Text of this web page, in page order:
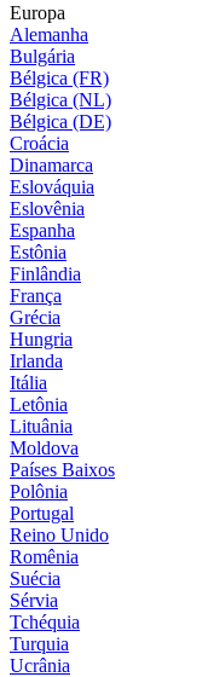
Europa
Alemanha
Bulgária
Bélgica (FR)
Bélgica (NL)
Bélgica (DE)
Croácia
Dinamarca
Eslováquia
Eslovênia
Espanha
Estônia
Finlândia
França
Grécia
Hungria
Irlanda
Itália
Letônia
Lituânia
Moldova
Países Baixos
Polônia
Portugal
Reino Unido
Romênia
Suécia
Sérvia
Tchéquia
Turquia
Ucrânia